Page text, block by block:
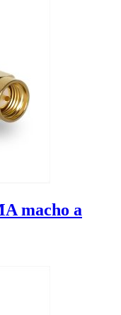
macho a